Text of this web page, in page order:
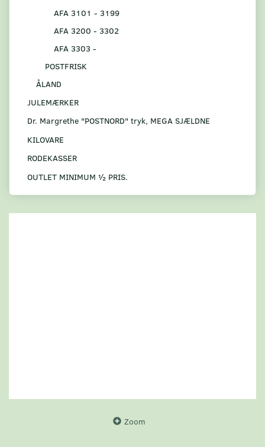
AFA 3101 - 3199
AFA 3200 - 3302
AFA 3303 -
POSTFRISK
ÅLAND
JULEMÆRKER
Dr. Margrethe "POSTNORD" tryk, MEGA SJÆLDNE
KILOVARE
RODEKASSER
OUTLET MINIMUM ½ PRIS.
Zoom